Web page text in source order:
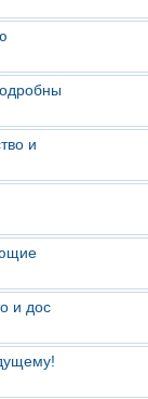
и
и дос